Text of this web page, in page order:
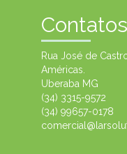
Contatos
Rua José de
Américas.
Uberaba MG
(34) 3315-9572
(34) 99657-0178